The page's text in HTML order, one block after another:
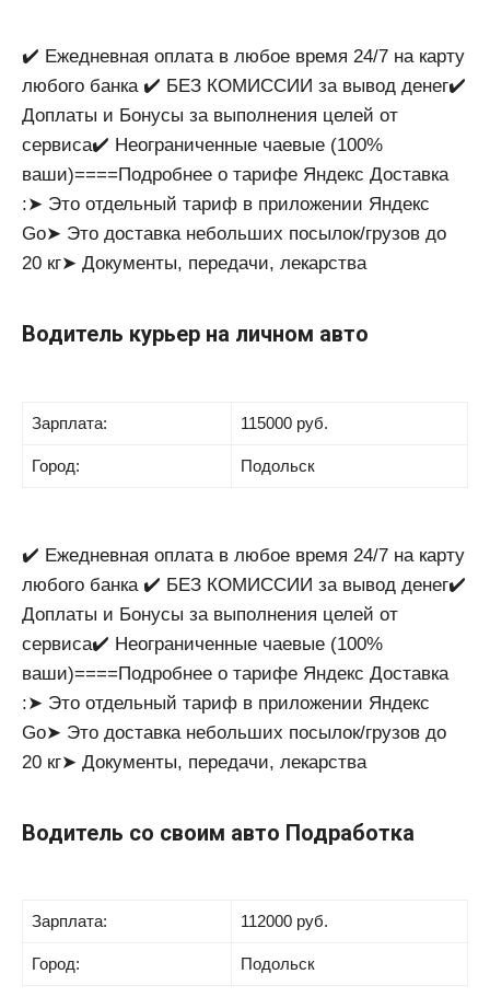
✔️ Ежедневная оплата в любое время 24/7 на карту
любого банка ✔️ БЕЗ КОМИССИИ за вывод денег✔️
Доплаты и Бонусы за выполнения целей от
сервиса✔️ Неограниченные чаевые (100%
ваши)====Подробнее о тарифе Яндекс Доставка
:➤ Это отдельный тариф в приложении Яндекс
Go➤ Это доставка небольших посылок/грузов до
20 кг➤ Документы, передачи, лекарства
Водитель курьер на личном авто
Зарплата: 115000 руб.
Город: Подольск
✔️ Ежедневная оплата в любое время 24/7 на карту
любого банка ✔️ БЕЗ КОМИССИИ за вывод денег✔️
Доплаты и Бонусы за выполнения целей от
сервиса✔️ Неограниченные чаевые (100%
ваши)====Подробнее о тарифе Яндекс Доставка
:➤ Это отдельный тариф в приложении Яндекс
Go➤ Это доставка небольших посылок/грузов до
20 кг➤ Документы, передачи, лекарства
Водитель со своим авто Подработка
Зарплата: 112000 руб.
Город: Подольск